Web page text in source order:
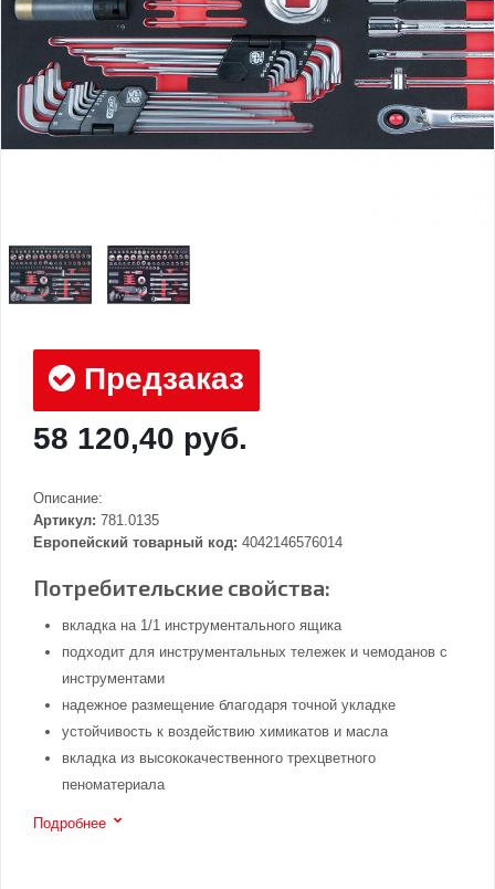
Предзаказ
58 120,40 руб.
Описание:
Артикул: 781.0135
Европейский товарный код: 4042146576014
Потребительские свойства:
вкладка на 1/1 инструментального ящика
подходит для инструментальных тележек и чемоданов с
инструментами
надежное размещение благодаря точной укладке
устойчивость к воздействию химикатов и масла
вкладка из высококачественного трехцветного
пеноматериала
Подробнее